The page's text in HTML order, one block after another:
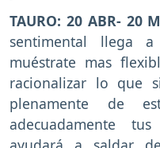
TAURO: 20 ABR- 20
sentimental llega
muéstrate mas
racionalizar lo que
plenamente de
adecuadamente